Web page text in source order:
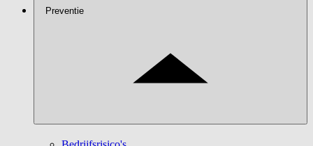
Preventie